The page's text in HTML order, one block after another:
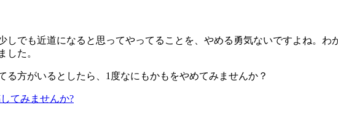
しでも近道になると思ってやってることを、やめる勇気ないですよね。
した。
る方がいるとしたら、1度なにもかもをやめてみませんか？
てみませんか?